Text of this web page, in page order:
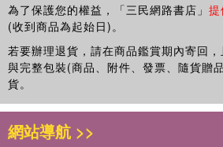
呆霸王調情遭苦打
慕雅女雅集苦吟詩
琉璃世界白雪紅梅
薛小妹素雪映紅妝
暖香塢雅制春燈謎
勇晴雯病補雀金裘
敏探春興利除宿弊
為了保護您的權益，「三民網路書店」
(收到商品為起始日)。
若要辦理退貨，請在商品鑑賞期內寄回
與完整包裝(商品、附件、發票、隨貨贈
貨。
網站導航 >>